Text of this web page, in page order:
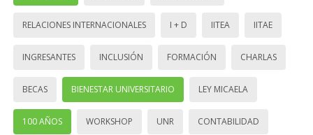
RELACIONES INTERNACIONALES I + D IITEA IITAE
INGRESANTES INCLUSIÓN FORMACIÓN CHARLAS
BECAS BIENESTAR UNIVERSITARIO LEY MICAELA
100 AÑOS WORKSHOP UNR CONTABILIDAD